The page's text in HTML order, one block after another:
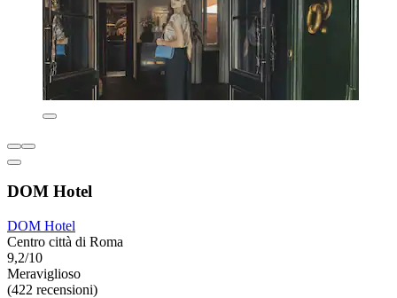
DOM Hotel
DOM Hotel
Centro città di Roma
9,2/10
Meraviglioso
(422 recensioni)